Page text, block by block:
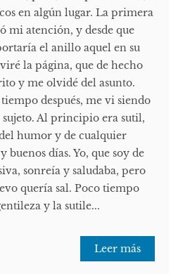
en algún lugar. La primera
mi atención, y desde que
el anillo aquel en su
la página, que de hecho
y me olvidé del asunto.
después, me vi siendo
sujeto. Al principio era sutil,
humor y de cualquier
buenos días. Yo, que soy de
sonreía y saludaba, pero
quería sal. Poco tiempo
y la sutile...
Leer más